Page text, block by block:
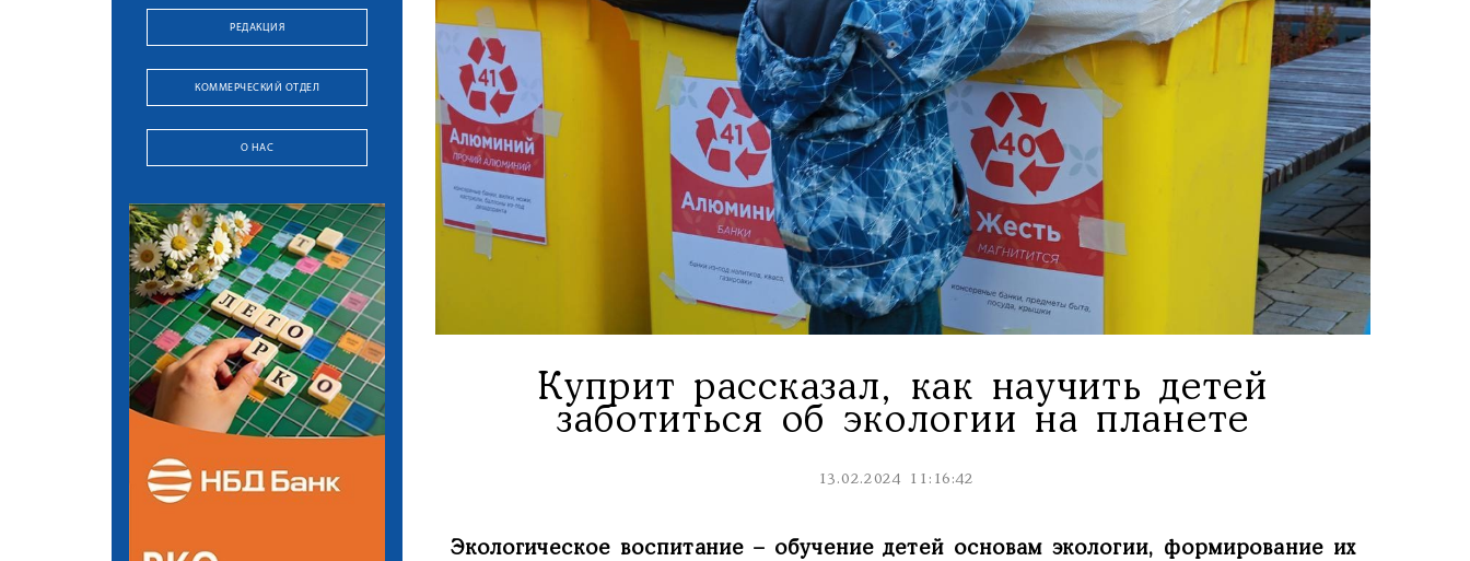
РЕДАКЦИЯ
КОММЕРЧЕСКИЙ ОТДЕЛ
О НАС
Куприт рассказал, как научить детей
заботиться об экологии на планете
13.02.2024 11:16:42
Экологическое воспитание – обучение детей основам экологии, формирование их